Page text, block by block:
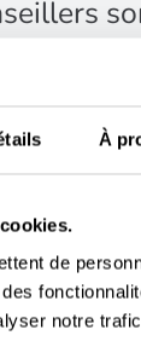
À
de
notre
et